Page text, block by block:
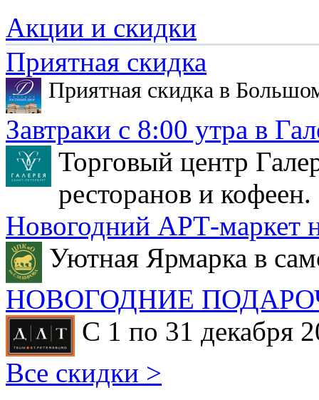
Акции и скидки
Приятная скидка
Приятная скидка в
Завтраки с 8:00 утра в
Торговый центр
ресторанов и кофеен.
Новогодний АРТ-маркет
Уютная Ярмарка в
НОВОГОДНИЕ
С 1 по 31 декабря
Все скидки >